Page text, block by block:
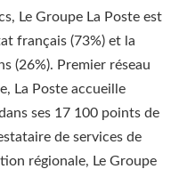
Le Groupe La Poste est
français (73%) et la
(26%). Premier réseau
La Poste accueille
ses 17 100 points de
de services de
régionale, Le Groupe